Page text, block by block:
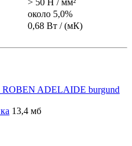
> 50 Н / мм²
около 5,0%
0,68 Вт / (мК)
ROBEN ADELAIDE burgund
13,4 мб